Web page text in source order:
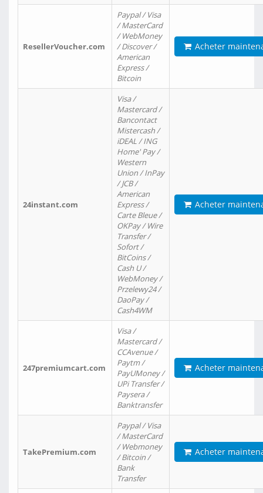
ResellerVoucher.com
Paypal / Visa
/ MasterCard
/ WebMoney
/ Discover /
American
Express /
Bitcoin
Acheter
24instant.com
Visa /
Mastercard /
Bancontact
Mistercash /
iDEAL / ING
Home' Pay /
Western
Union / InPay
/ JCB /
American
Express /
Carte Bleue /
OKPay / Wire
Transfer /
Sofort /
BitCoins /
Cash U /
WebMoney /
Przelewy24 /
DaoPay /
Cash4WM
Acheter
247premiumcart.com
Visa /
Mastercard /
CCAvenue /
Paytm /
PayUMoney /
UPi Transfer /
Paysera /
Banktransfer
Acheter
TakePremium.com
Paypal / Visa
/ MasterCard
/ Webmoney
/ Bitcoin /
Bank
Transfer
Acheter